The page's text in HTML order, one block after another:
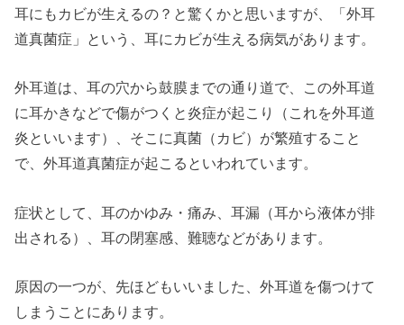
耳にもカビが生えるの？と驚くかと思いますが、「外耳
道真菌症」という、耳にカビが生える病気があります。
外耳道は、耳の穴から鼓膜までの通り道で、この外耳道
に耳かきなどで傷がつくと炎症が起こり（これを外耳道
炎といいます）、そこに真菌（カビ）が繁殖すること
で、外耳道真菌症が起こるといわれています。
症状として、耳のかゆみ・痛み、耳漏（耳から液体が排
出される）、耳の閉塞感、難聴などがあります。
原因の一つが、先ほどもいいました、外耳道を傷つけて
しまうことにあります。